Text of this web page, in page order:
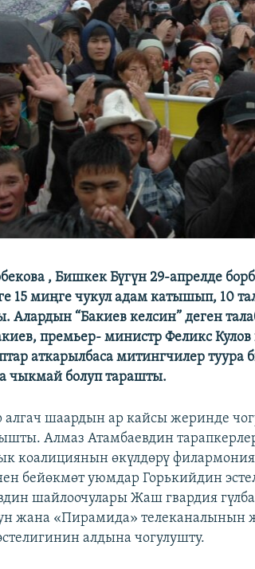
, Бишкек Бүгүн 29-апрелде
15 миңге чукул адам катышып, 10
Алардын “Бакиев келсин” деген
премьер- министр Феликс Кулов
аткарылбаса митингчилер
чыкмай болуп тарашты.
шаардын ар кайсы жеринде
Алмаз Атамбаевдин
коалициянын өкүлдөрү
бейөкмөт уюмдар Горькийдин
шайлоочулары Жаш гвардия
жана «Пирамида» телеканалынын
алдына чогулушту.